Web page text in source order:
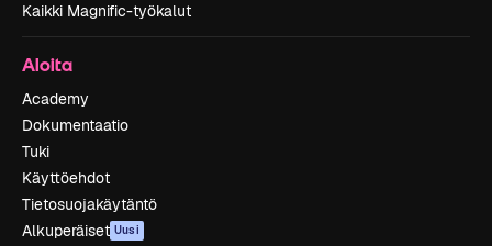
Kaikki Magnific-työkalut
Aloita
Academy
Dokumentaatio
Tuki
Käyttöehdot
Tietosuojakäytäntö
Alkuperäiset Uusi